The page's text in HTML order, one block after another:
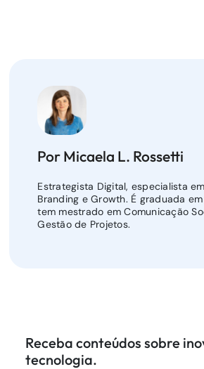
Por Micaela L. Rossetti
Estrategista Digital, especialista
Branding e Growth. É graduada
tem mestrado em Comunicação
Gestão de Projetos.
Receba conteúdos sobre
tecnologia.